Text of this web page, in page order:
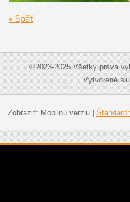
« Späť
©2023-2025 Všetky práva
Vytvorené
Zobraziť: Mobilnú verziu|